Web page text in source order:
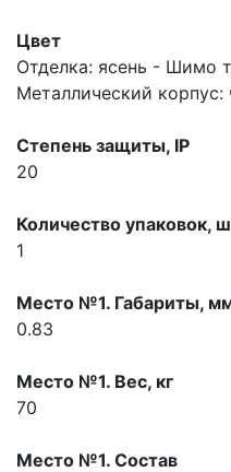
Цвет
Отделка: ясень - Шимо
Металлический
Степень защиты, IP
20
Количество упаковок,
1
Место №1. Габариты,
0.83
Место №1. Вес, кг
70
Место №1. Состав